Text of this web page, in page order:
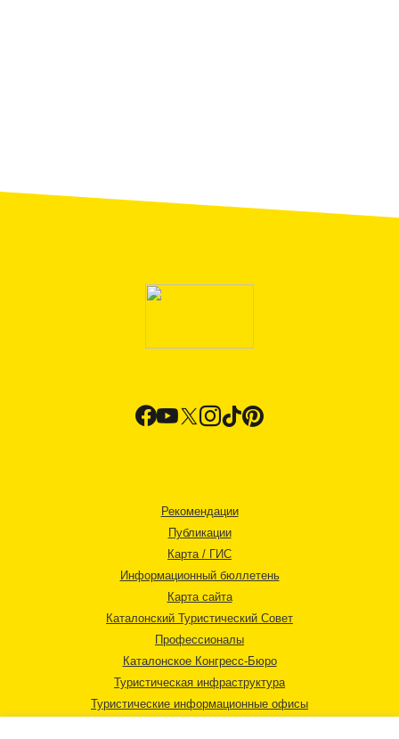
Рекомендации
Публикации
Карта / ГИС
Информационный бюллетень
Карта сайта
Каталонский Туристический Совет
Профессионалы
Каталонское Конгресс-Бюро
Туристическая инфраструктура
Туристические информационные офисы